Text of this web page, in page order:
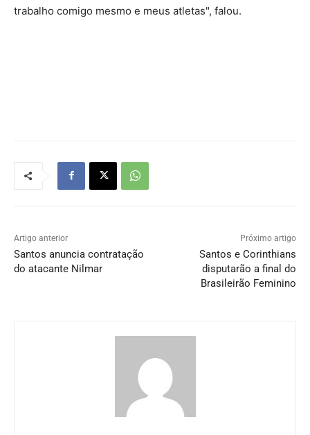
trabalho comigo mesmo e meus atletas", falou.
Artigo anterior
Santos anuncia contratação
do atacante Nilmar
Próximo artigo
Santos e Corinthians
disputarão a final do
Brasileirão Feminino